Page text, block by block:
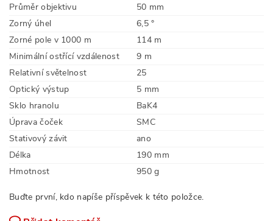
Průměr objektivu
50 mm
Zorný úhel
6,5 °
Zorné pole v 1000 m
114 m
Minimální ostřící vzdálenost
9 m
Relativní světelnost
25
Optický výstup
5 mm
Sklo hranolu
BaK4
Úprava čoček
SMC
Stativový závit
ano
Délka
190 mm
Hmotnost
950 g
Buďte první, kdo napíše příspěvek k této položce.